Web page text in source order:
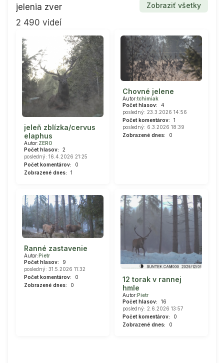
jelenia zver
2 490 videí
Zobraziť všetky
jeleň zblízka/cervus
elaphus
Autor:ZERO
Počet hlasov:
2
posledný: 16.4.2026 21:25
Počet komentárov:
0
Zobrazené dnes:
1
Chovné jelene
Autor:tchimiak
Počet hlasov:
4
posledný: 23.3.2026 14:56
Počet komentárov:
1
posledný: 6.3.2026 18:39
Zobrazené dnes:
0
Ranné zastavenie
Autor:Pietr
Počet hlasov:
9
posledný: 31.5.2026 11:32
Počet komentárov:
0
Zobrazené dnes:
0
12 torak v rannej
hmle
Autor:Pietr
Počet hlasov:
16
posledný: 2.6.2026 13:57
Počet komentárov:
0
Zobrazené dnes:
0